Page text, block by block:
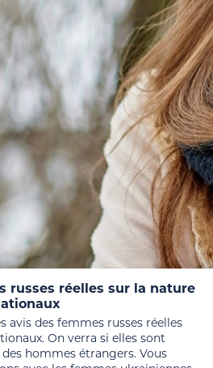
russes réelles sur la nature
avis des femmes russes réelles
On verra si elles sont
hommes étrangers. Vous